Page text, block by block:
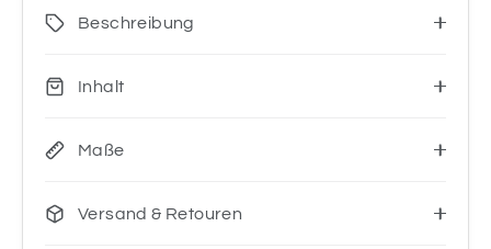
Beschreibung
Inhalt
Maße
Versand & Retouren